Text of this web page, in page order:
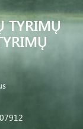
TYRIMŲ